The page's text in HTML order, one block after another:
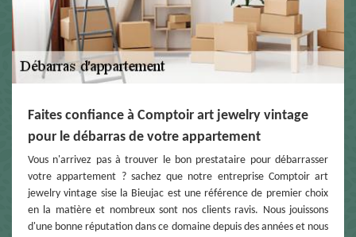
Faites confiance à Comptoir art jewelry vintage
pour le débarras de votre appartement
Vous n'arrivez pas à trouver le bon prestataire pour débarrasser
votre appartement ? sachez que notre entreprise Comptoir art
jewelry vintage sise la Bieujac est une référence de premier choix
en la matière et nombreux sont nos clients ravis. Nous jouissons
d'une bonne réputation dans ce domaine depuis des années et nous